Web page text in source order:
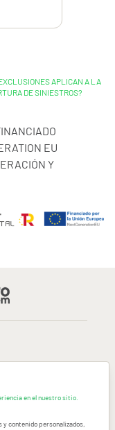
APLICAN A LA
DE SINIESTROS?
EU
Y
USO
en el nuestro sitio.
contenido personalizados,